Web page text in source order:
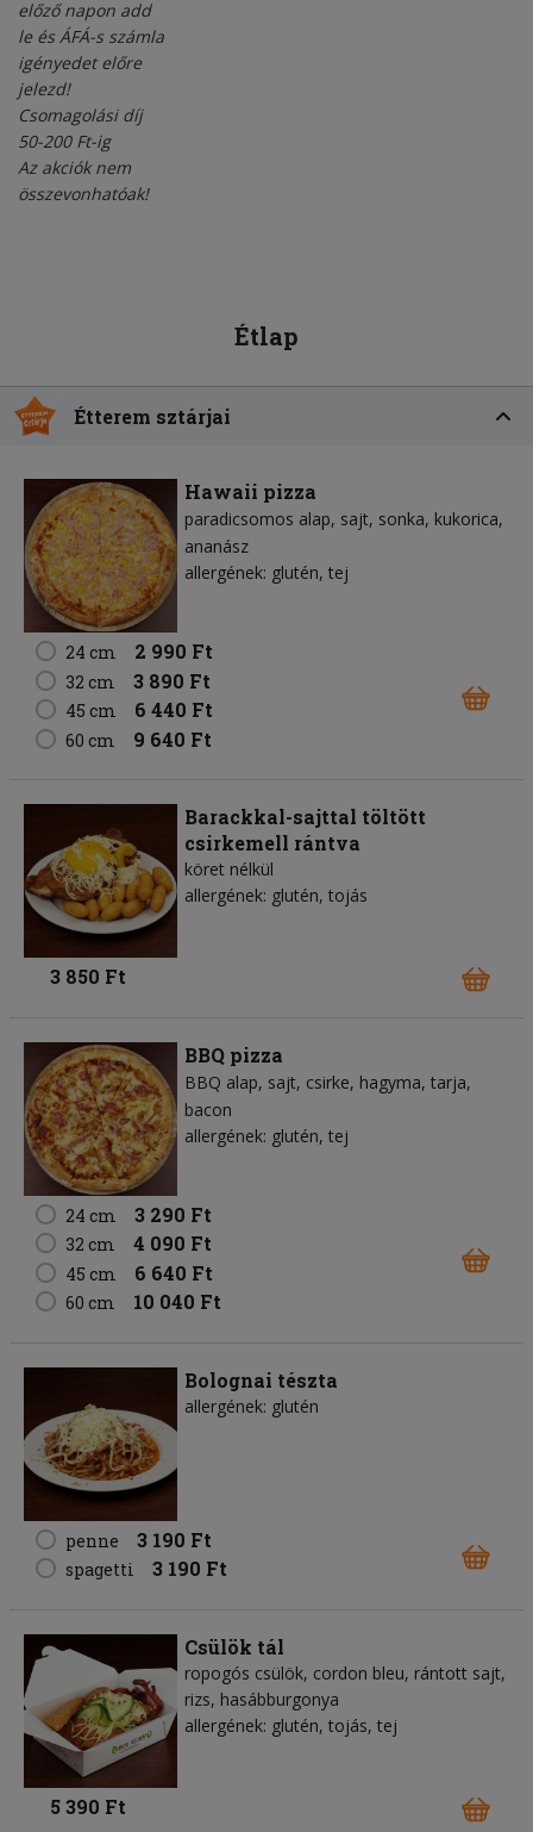
előző napon add
le és ÁFÁ-s számla
igényedet előre
jelezd!
Csomagolási díj
50-200 Ft-ig
Az akciók nem
összevonhatóak!
Étlap
Étterem sztárjai
Hawaii pizza
paradicsomos alap sajt sonka kukorica
ananász
allergének: glutén, tej
24 cm 2 990 Ft
32 cm 3 890 Ft
45 cm 6 440 Ft
60 cm 9 640 Ft
Barackkal-sajttal töltött
csirkemell rántva
köret nélkül
allergének: glutén, tojás
3 850 Ft
BBQ pizza
BBQ alap sajt csirke hagyma tarja
bacon
allergének: glutén, tej
24 cm 3 290 Ft
32 cm 4 090 Ft
45 cm 6 640 Ft
60 cm 10 040 Ft
Bolognai tészta
allergének: glutén
penne 3 190 Ft
spagetti 3 190 Ft
Csülök tál
ropogós csülök, cordon bleu, rántott sajt,
rizs, hasábburgonya
allergének: glutén, tojás, tej
5 390 Ft